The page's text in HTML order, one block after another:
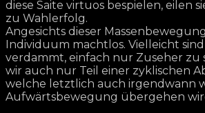
diese Saite virtuos bespielen, eilen
zu Wahlerfolg.
Angesichts dieser
Individuum machtlos. Vielleicht
verdammt, einfach nur Zuseher zu
wir auch nur Teil einer zyklischen
welche letztlich auch irgendwann
Aufwärtsbewegung übergehen